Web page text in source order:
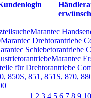
Marantec
Marantec Drehtorantriebe
Schiebetorantriebe
Marantec
für Drehtorantriebe
850S, 851, 851S, 870,